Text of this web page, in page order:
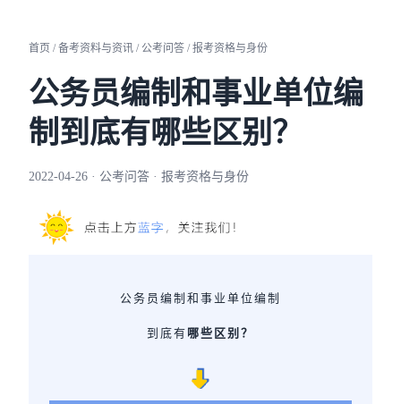
首页 / 备考资料与资讯 / 公考问答 / 报考资格与身份
公务员编制和事业单位编
制到底有哪些区别？
2022-04-26 · 公考问答 · 报考资格与身份
公务员编制和事业单位编制
到底有 哪些区别？